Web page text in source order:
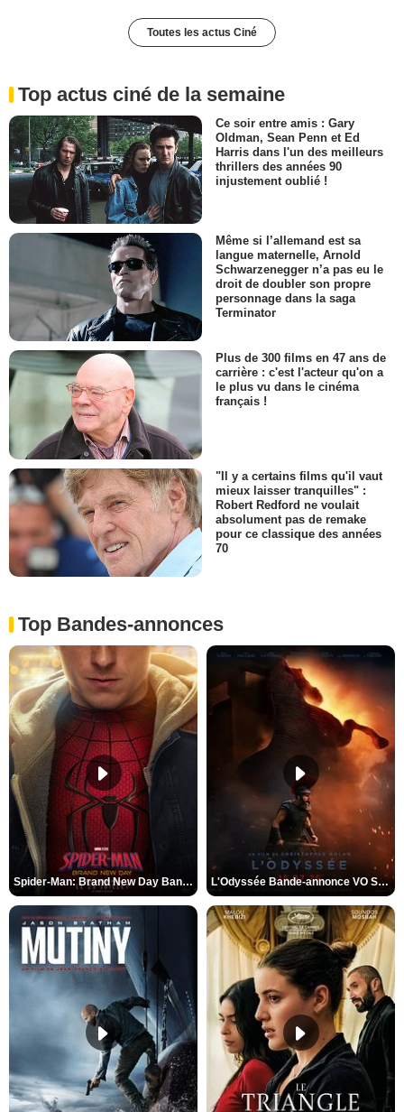
Toutes les actus Ciné
Top actus ciné de la semaine
Ce soir entre amis : Gary
Oldman, Sean Penn et Ed
Harris dans l'un des meilleurs
thrillers des années 90
injustement oublié !
Même si l’allemand est sa
langue maternelle, Arnold
Schwarzenegger n’a pas eu le
droit de doubler son propre
personnage dans la saga
Terminator
Plus de 300 films en 47 ans de
carrière : c'est l'acteur qu'on a
le plus vu dans le cinéma
français !
"Il y a certains films qu'il vaut
mieux laisser tranquilles" :
Robert Redford ne voulait
absolument pas de remake
pour ce classique des années
70
Top Bandes-annonces
Spider-Man: Brand New Day Bande-annonce VO STFR L'Odyssée Bande-annonce VO STFR